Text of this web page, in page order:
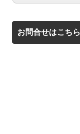
お問合せはこちら